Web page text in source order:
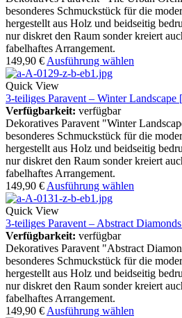
besonderes Schmuckstück für die
hergestellt aus Holz und beidseitig
nur diskret den Raum sonder kreiert
fabelhaftes Arrangement.
149,90 € Ausführung wählen
Quick View
3-teiliges Paravent – Winter
Verfügbarkeit: verfügbar
Dekoratives Paravent "Winter
besonderes Schmuckstück für die
hergestellt aus Holz und beidseitig
nur diskret den Raum sonder kreiert
fabelhaftes Arrangement.
149,90 € Ausführung wählen
Quick View
3-teiliges Paravent – Abstract
Verfügbarkeit: verfügbar
Dekoratives Paravent "Abstract
besonderes Schmuckstück für die
hergestellt aus Holz und beidseitig
nur diskret den Raum sonder kreiert
fabelhaftes Arrangement.
149,90 € Ausführung wählen